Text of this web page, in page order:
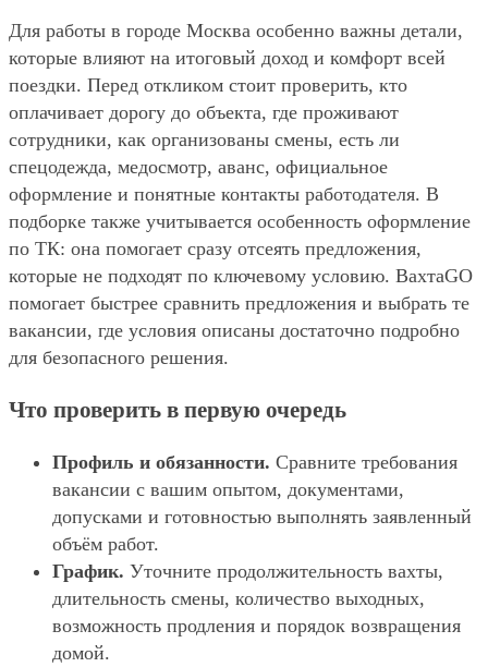
Для работы в городе Москва особенно важны детали,
которые влияют на итоговый доход и комфорт всей
поездки. Перед откликом стоит проверить, кто
оплачивает дорогу до объекта, где проживают
сотрудники, как организованы смены, есть ли
спецодежда, медосмотр, аванс, официальное
оформление и понятные контакты работодателя. В
подборке также учитывается особенность оформление
по ТК: она помогает сразу отсеять предложения,
которые не подходят по ключевому условию. ВахтаGO
помогает быстрее сравнить предложения и выбрать те
вакансии, где условия описаны достаточно подробно
для безопасного решения.
Что проверить в первую очередь
Профиль и обязанности. Сравните требования
вакансии с вашим опытом, документами,
допусками и готовностью выполнять заявленный
объём работ.
График. Уточните продолжительность вахты,
длительность смены, количество выходных,
возможность продления и порядок возвращения
домой.